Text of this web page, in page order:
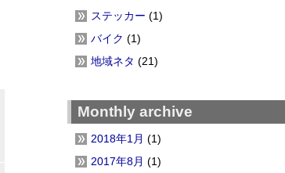
ステッカー (1)
バイク (1)
地域ネタ (21)
Monthly archive
2018年1月 (1)
2017年8月 (1)